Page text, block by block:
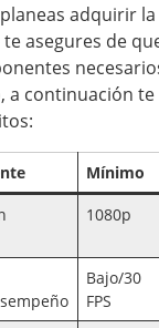
adquirir
asegures de
a continuación
Mínimo
1080p
Bajo/30
FPS